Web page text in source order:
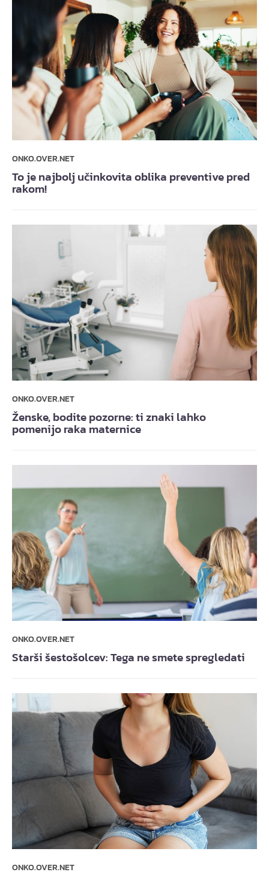
ONKO.OVER.NET
To je najbolj učinkovita oblika preventive pred
rakom!
ONKO.OVER.NET
Ženske, bodite pozorne: ti znaki lahko
pomenijo raka maternice
ONKO.OVER.NET
Starši šestošolcev: Tega ne smete spregledati
ONKO.OVER.NET